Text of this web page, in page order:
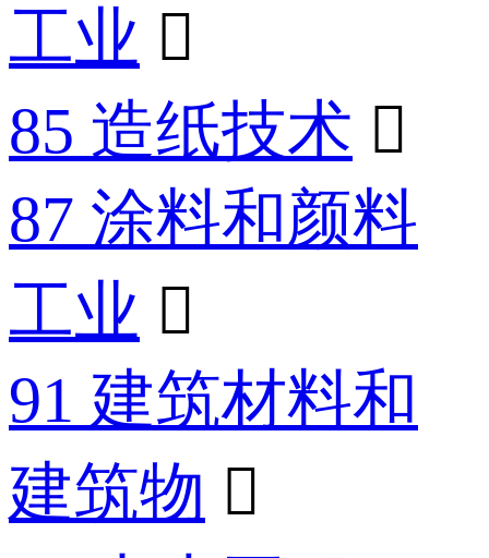
工业 
85 造纸技术 
87 涂料和颜料
工业 
91 建筑材料和
建筑物 